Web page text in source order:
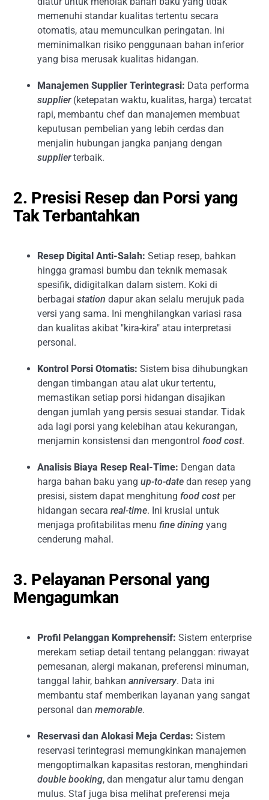
memenuhi standar kualitas tertentu secara
otomatis, atau memunculkan peringatan. Ini
meminimalkan risiko penggunaan bahan inferior
yang bisa merusak kualitas hidangan.
Manajemen Supplier Terintegrasi: Data performa
supplier(ketepatan waktu, kualitas, harga) tercatat
rapi, membantu chef dan manajemen membuat
keputusan pembelian yang lebih cerdas dan
menjalin hubungan jangka panjang dengan
supplierterbaik.
2. Presisi Resep dan Porsi yang
Tak Terbantahkan
Resep Digital Anti-Salah: Setiap resep, bahkan
hingga gramasi bumbu dan teknik memasak
spesifik, didigitalkan dalam sistem. Koki di
berbagaistation dapur akan selalu merujuk pada
versi yang sama. Ini menghilangkan variasi rasa
dan kualitas akibat "kira-kira" atau interpretasi
personal.
Kontrol Porsi Otomatis: Sistem bisa dihubungkan
dengan timbangan atau alat ukur tertentu,
memastikan setiap porsi hidangan disajikan
dengan jumlah yang persis sesuai standar. Tidak
ada lagi porsi yang kelebihan atau kekurangan,
menjamin konsistensi dan mengontrolfood cost.
Analisis Biaya Resep Real-Time: Dengan data
harga bahan baku yangup-to-date dan resep yang
presisi, sistem dapat menghitungfood costper
hidangan secarareal-time. Ini krusial untuk
menjaga profitabilitas menufine dining yang
cenderung mahal.
3. Pelayanan Personal yang
Mengagumkan
Profil Pelanggan Komprehensif: Sistem enterprise
merekam setiap detail tentang pelanggan: riwayat
pemesanan, alergi makanan, preferensi minuman,
tanggal lahir, bahkananniversary. Data ini
membantu staf memberikan layanan yang sangat
personal danmemorable.
Reservasi dan Alokasi Meja Cerdas: Sistem
reservasi terintegrasi memungkinkan manajemen
mengoptimalkan kapasitas restoran, menghindari
double booking, dan mengatur alur tamu dengan
mulus. Staf juga bisa melihat preferensi meja